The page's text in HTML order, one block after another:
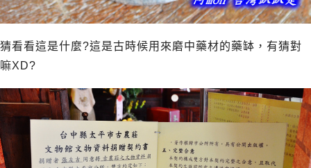
猜看看這是什麼?這是古時候用來磨中藥材的藥缽，有猜對
嘛XD?